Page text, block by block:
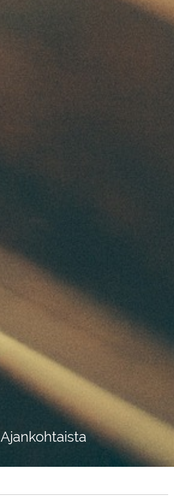
Ajankohtaista